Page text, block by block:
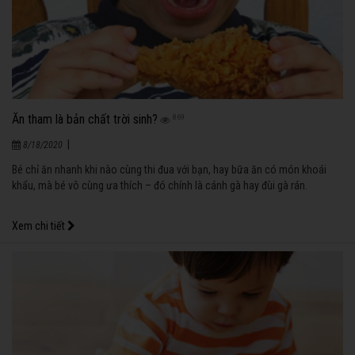
Ăn tham là bản chất trời sinh? 869
8/18/2020
Bé chỉ ăn nhanh khi nào cùng thi đua với bạn, hay bữa ăn có món khoái
khẩu, mà bé vô cùng ưa thích – đó chính là cánh gà hay đùi gà rán.
Xem chi tiết